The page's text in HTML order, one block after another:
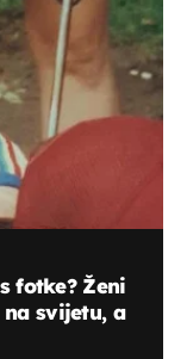
fotke? Ženi
svijetu, a